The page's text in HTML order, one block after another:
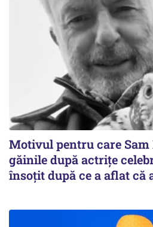
Motivul pentru care Sam
găinile după actrițe
însoțit după ce a aflat că